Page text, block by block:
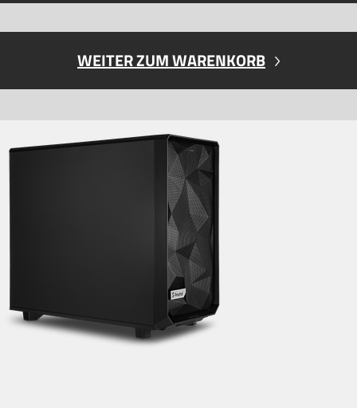
WEITER ZUM WARENKORB